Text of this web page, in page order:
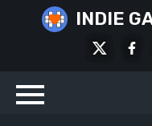
INDIE